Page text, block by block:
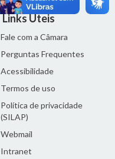
Links Úteis
Fale com a Câmara
Perguntas Frequentes
Acessibilidade
Termos de uso
Política de privacidade
(SILAP)
Webmail
Intranet